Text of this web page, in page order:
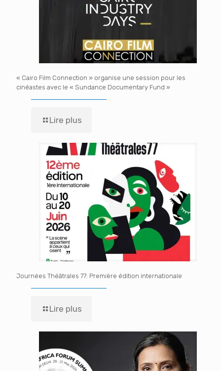
« Cairo Film Connection » organise une session pour les
cinéastes avec le « Sundance Documentary Fund »
Lire plus
Journées Théâtrales 77: Première édition internationale
Lire plus